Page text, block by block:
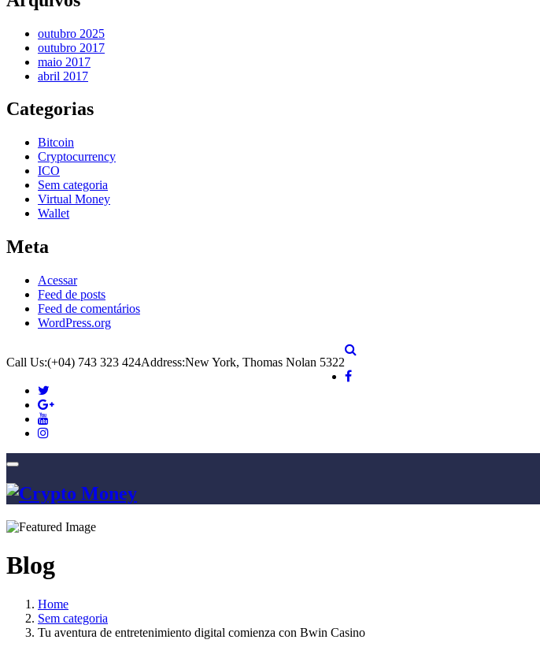
outubro 2025
outubro 2017
maio 2017
abril 2017
Categorias
Bitcoin
Cryptocurrency
ICO
Sem categoria
Virtual Money
Wallet
Meta
Acessar
Feed de posts
Feed de comentários
WordPress.org
Call Us:(+04) 743 323 424Address:New York, Thomas Nolan 5322
Blog
Home
Sem categoria
Tu aventura de entretenimiento digital comienza con Bwin Casino